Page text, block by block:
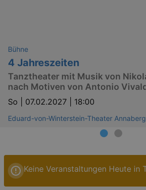
Bühne
4 Jahreszeiten
Tanztheater mit Musik von
nach Motiven von Antonio
So | 07.02.2027 | 18:00
Eduard-von-Winterstein-Theater
Keine Veranstaltungen Heute in